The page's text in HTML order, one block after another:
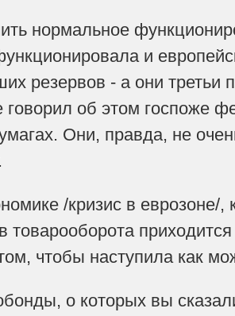
нормальное
и
резервов - а они
говорил об этом госпоже
Они, правда, не
/кризис в еврозоне/
товарооборота
чтобы наступила как
о которых вы